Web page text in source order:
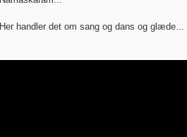
Her handler det om sang og dans og glæde...